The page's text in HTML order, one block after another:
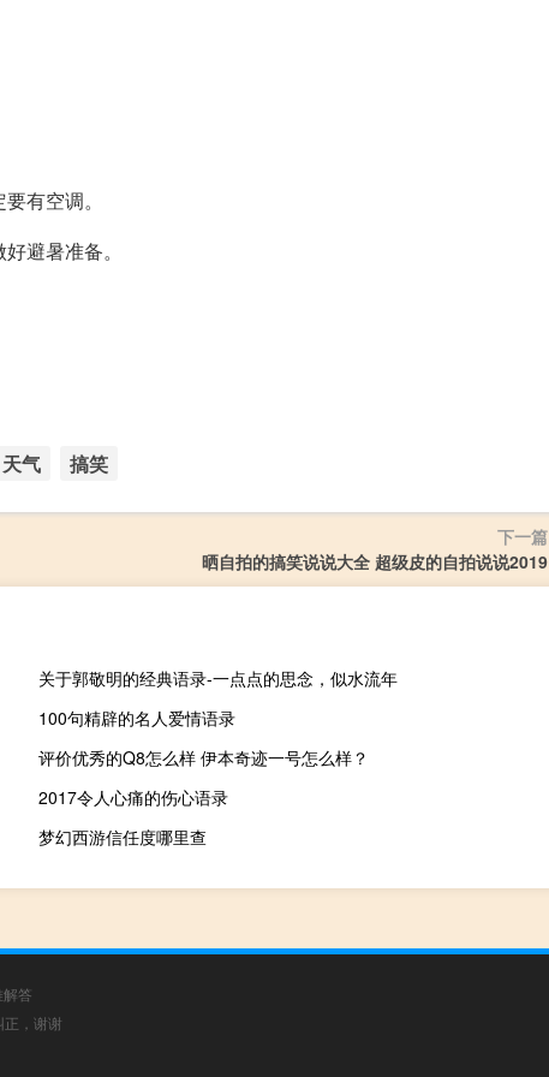
有空调。
避暑准备。
天气 搞笑
下一篇
晒自拍的搞笑说说大全 超级皮的自拍说说2019
关于郭敬明的经典语录-一点点的思念，似水流年
100句精辟的名人爱情语录
评价优秀的Q8怎么样 伊本奇迹一号怎么样？
2017令人心痛的伤心语录
梦幻西游信任度哪里查
解答
，谢谢